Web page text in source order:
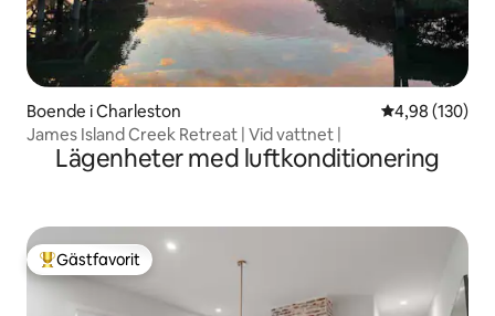
Boende i Charleston 4,98 av 5 i
4,98 (130)
James Island Creek Retreat | Vid vattnet |
Lägenheter med luftkonditionering
Populär gästfavorit
Gästfavorit